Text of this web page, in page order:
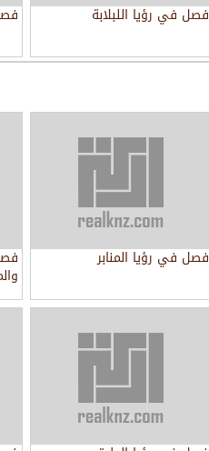
فصل في رؤيا اللبلابة
فصل في رؤيا المنابر